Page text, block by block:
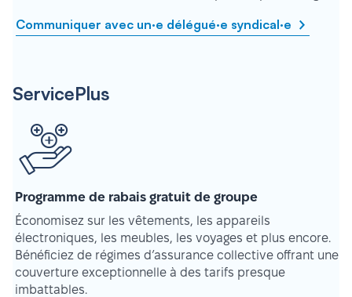
Communiquer avec un·e délégué·e syndical·e
ServicePlus
Programme de rabais gratuit de groupe
Économisez sur les vêtements, les appareils
électroniques, les meubles, les voyages et plus encore.
Bénéficiez de régimes d’assurance collective offrant une
couverture exceptionnelle à des tarifs presque
imbattables.